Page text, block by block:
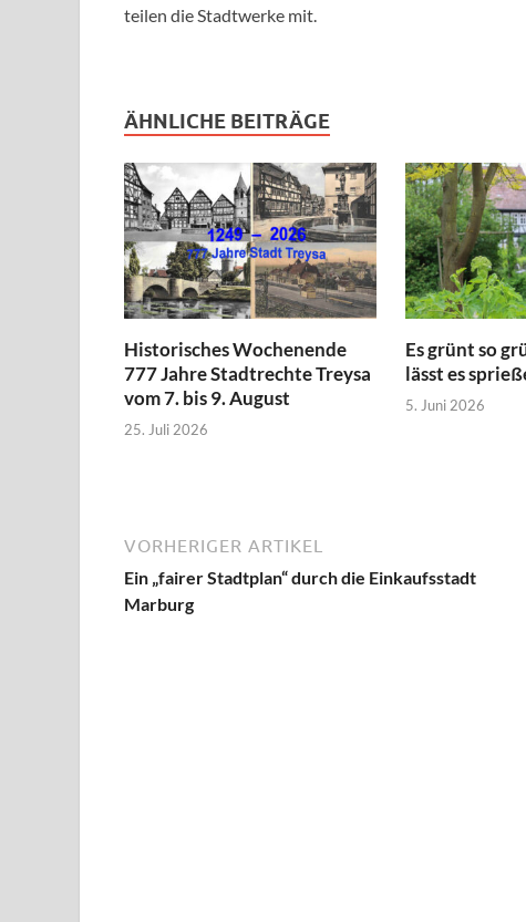
teilen die Stadtwerke mit.
ÄHNLICHE BEITRÄGE
Historisches Wochenende
777 Jahre Stadtrechte Treysa
vom 7. bis 9. August
25. Juli 2026
Es grünt so
lässt es
5. Juni 2026
VORHERIGER ARTIKEL
Ein „fairer Stadtplan“ durch die Einkaufsstadt
Marburg